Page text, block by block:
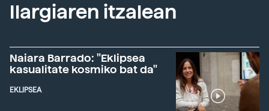
Ilargiaren itzalean
Naiara Barrado: "Eklipsea
kasualitate kosmiko bat da"
EKLIPSEA